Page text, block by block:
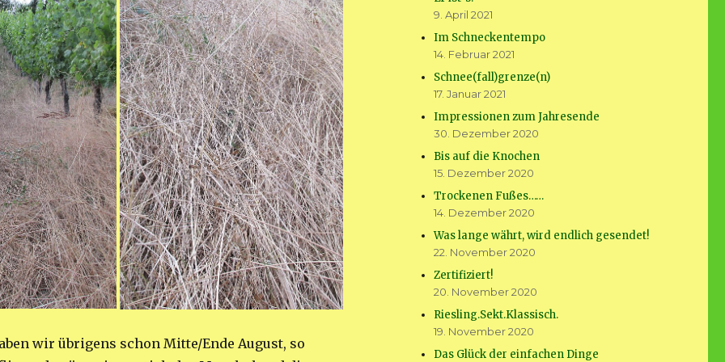
wir übrigens schon Mitte/Ende August, so
9. April 2021
Im Schneckentempo
14. Februar 2021
Schnee(fall)grenze(n)
17. Januar 2021
Impressionen zum Jahresende
30. Dezember 2020
Bis auf die Knochen
15. Dezember 2020
Trockenen Fußes……
14. Dezember 2020
Was lange währt, wird endlich gesendet!
22. November 2020
Zertifiziert!
20. November 2020
Riesling.Sekt.Klassisch.
19. November 2020
Das Glück der einfachen Dinge